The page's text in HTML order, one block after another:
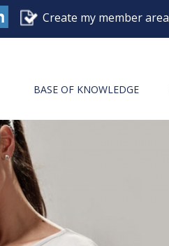
Create my member area
BASE OF KNOWLEDGE